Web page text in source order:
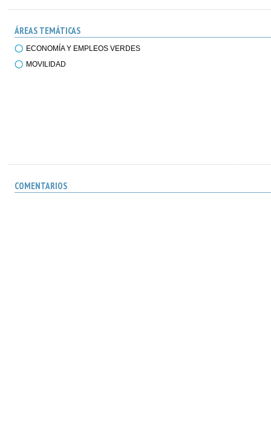
ÁREAS TEMÁTICAS
ECONOMÍA Y EMPLEOS VERDES
MOVILIDAD
COMENTARIOS